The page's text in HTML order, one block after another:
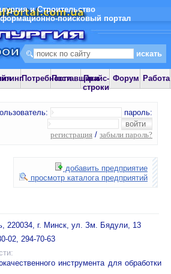
и Строительство
поисковый портал
ПотребностиПоставщики
Прайс-
строки
Форум Работа
пароль:
регистрация / забыли пароль?
добавить предприятие
просмотр каталога предприятий
220034, г. Минск, ул. Зм. Бядули, 13
02, 294-70-63
инструмента для обработки